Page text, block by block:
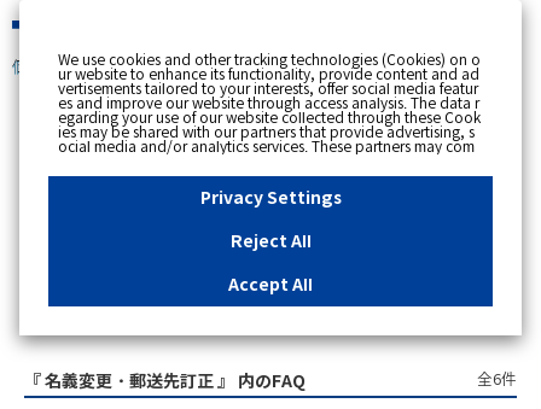
個人のお客さま
スペースで区切って複数語検索が可能です。
例：電気 料金 支払状況
アクセス数順
『 名義変更・郵送先訂正 』 内のFAQ 全6件
We use cookies and other tracking technologies (Cookies) on o
ur website to enhance its functionality, provide content and ad
vertisements tailored to your interests, offer social media featur
es and improve our website through access analysis. The data r
egarding your use of our website collected through these Cook
ies may be shared with our partners that provide advertising, s
ocial media and/or analytics services. These partners may com
bine the data shared by us with other data that you have provi
ded to them or that they have collected from your use of their s
ervices or other websites to analyse and optimise advertisemen
ts delivered to you by businesses other than us on the internet.
essary Cookies, please click "Reject All". If you agree to the use
of all Cookies, please click "Accept All". To select your preferen
u can change your consent or rejection settings at any time by c
"Privacy Settings"button on this banner or through y
our browser's "Settings". For more information regarding the pr
site, please refer to the link below.Cookies DetailsPrivacy Polic
y
Privacy Settings
Reject All
Accept All